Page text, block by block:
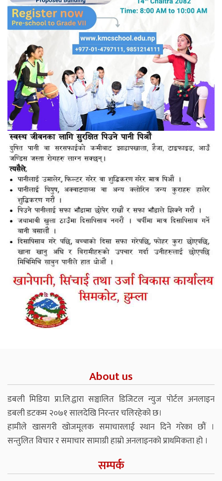
About us
डबली मिडिया प्रा.लि.द्वारा सञ्चालित डिजिटल न्युज पोर्टल अनलाइन
डबली डटकम २०७१ सालदेखि निरन्तर चलिरहेको छ।
हामीले खासगरी खोजमूलक समाचारलाई स्थान दिने गरेका छौं ।
सन्तुलित विचार र समाचार सामाग्री हाम्रो अनलाइनको प्राथमिकता हो ।
सम्पर्क